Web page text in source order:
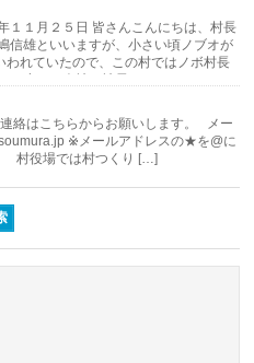
１１月２５日 皆さんこんにちは、村長
信雄といいますが、小さい頃ノブオが
われていたので、この村ではノボ村長
る小さな会社の社長をし […]
絡はこちらからお願いします。 メー
※メールアドレスの★を@に
村役場では村つくり […]